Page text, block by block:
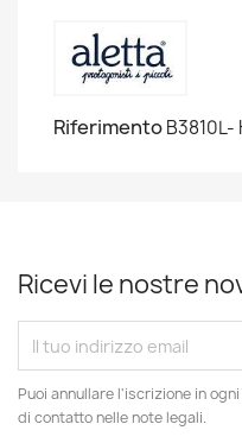
RiferimentoB3810L-
Ricevi le nostre
Puoi annullare l'iscrizione in
di contatto nelle note legali.